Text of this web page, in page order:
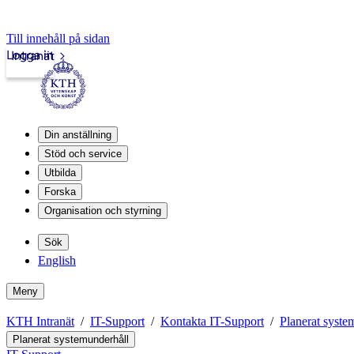
Till innehåll på sidan
Intranät
Logga in
Din anställning
Stöd och service
Utbilda
Forska
Organisation och styrning
Sök
English
Meny
KTH Intranät IT-Support Kontakta IT-Support Planerat
Planerat systemunderhåll